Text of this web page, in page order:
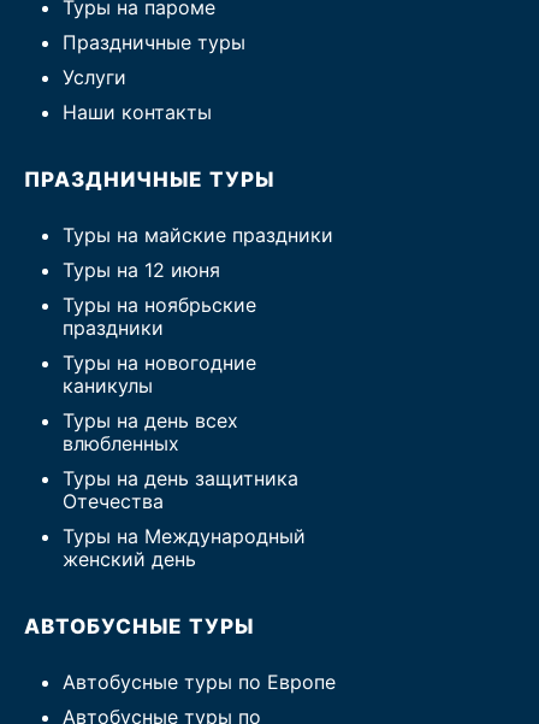
Туры на пароме
Праздничные туры
Услуги
Наши контакты
ПРАЗДНИЧНЫЕ ТУРЫ
Туры на майские праздники
Туры на 12 июня
Туры на ноябрьские
праздники
Туры на новогодние
каникулы
Туры на день всех
влюбленных
Туры на день защитника
Отечества
Туры на Международный
женский день
АВТОБУСНЫЕ ТУРЫ
Автобусные туры по Европе
Автобусные туры по